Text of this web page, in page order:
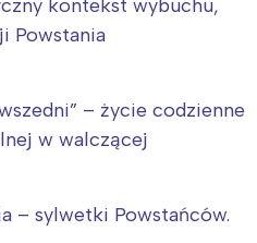
kontekst wybuchu,
Powstania
– życie codzienne
w walczącej
– sylwetki Powstańców.